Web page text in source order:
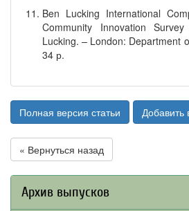
Ben Lucking International
Community Innovation
Lucking. – London: Department
34 р.
Полная версия статьи Добавить
« Вернуться назад
Архив выпусков